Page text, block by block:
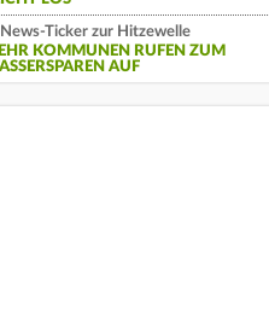
News-Ticker zur Hitzewelle
KOMMUNEN RUFEN ZUM
AUF